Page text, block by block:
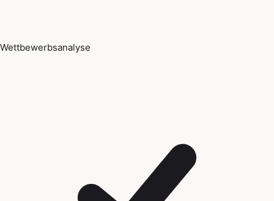
Wettbewerbsanalyse